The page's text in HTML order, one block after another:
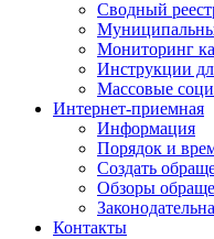
Сводный
Мониторинг
Инструкции
Массовые
Интернет-приемная
Информация
Порядок и
Создать
Обзоры
Контакты